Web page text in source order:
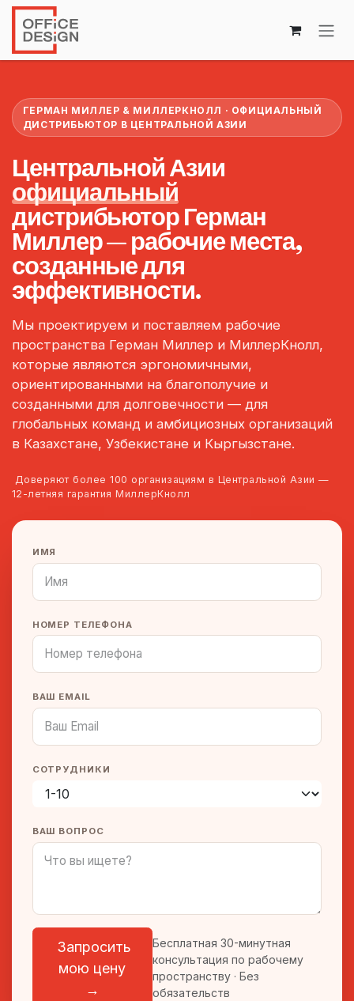
Перейти к содержимому
ГЕРМАН МИЛЛЕР & МИЛЛЕРКНОЛЛ · ОФИЦИАЛЬНЫЙ
ДИСТРИБЬЮТОР В ЦЕНТРАЛЬНОЙ АЗИИ
Центральной Азии
официальный
дистрибьютор Герман
Миллер — рабочие места,
созданные для
эффективности.
Мы проектируем и поставляем рабочие
пространства Герман Миллер и МиллерКнолл,
которые являются эргономичными,
ориентированными на благополучие и
созданными для долговечности — для
глобальных команд и амбициозных организаций
в Казахстане, Узбекистане и Кыргызстане.
Доверяют более 100 организациям в Центральной Азии —
12-летняя гарантия МиллерКнолл
ИМЯ
НОМЕР ТЕЛЕФОНА
ВАШ EMAIL
СОТРУДНИКИ
ВАШ ВОПРОС
Запросить
мою цену
→
Бесплатная 30-минутная
консультация по рабочему
пространству · Без
обязательств